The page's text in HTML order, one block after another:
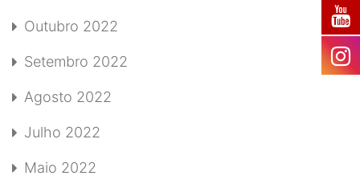
Outubro 2022
Setembro 2022
Agosto 2022
Julho 2022
Maio 2022